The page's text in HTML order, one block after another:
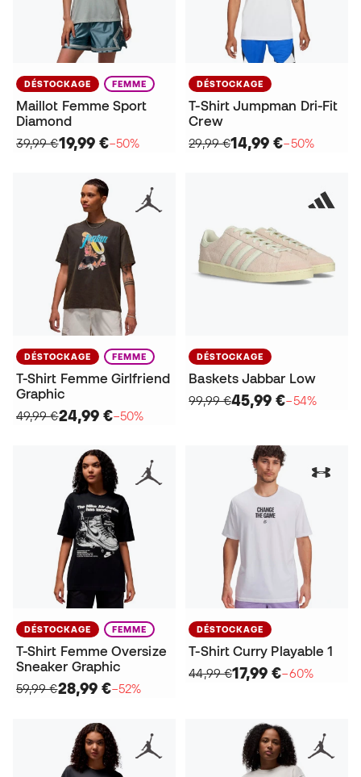
DÉSTOCKAGE FEMME
Maillot Femme Sport
Diamond
39,99 €19,99 €−50%
DÉSTOCKAGE
T-Shirt Jumpman Dri-Fit
Crew
29,99 €14,99 €−50%
DÉSTOCKAGE FEMME
T-Shirt Femme Girlfriend
Graphic
49,99 €24,99 €−50%
DÉSTOCKAGE
Baskets Jabbar Low
99,99 €45,99 €−54%
DÉSTOCKAGE FEMME
T-Shirt Femme Oversize
Sneaker Graphic
59,99 €28,99 €−52%
DÉSTOCKAGE
T-Shirt Curry Playable 1
44,99 €17,99 €−60%